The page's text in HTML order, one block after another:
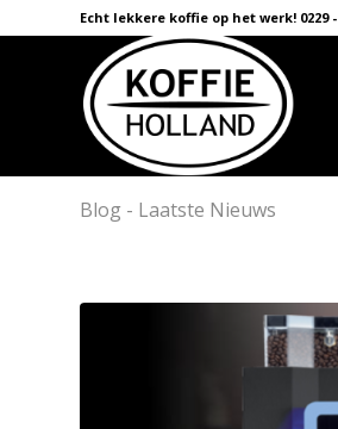
Echt lekkere koffie op het werk! 0229 -
Blog - Laatste Nieuws